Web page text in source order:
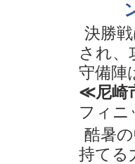
決勝
され、
守備陣
≪尼崎
フィニ
酷暑
持てる